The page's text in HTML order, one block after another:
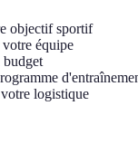
objectif sportif
équipe
logistique